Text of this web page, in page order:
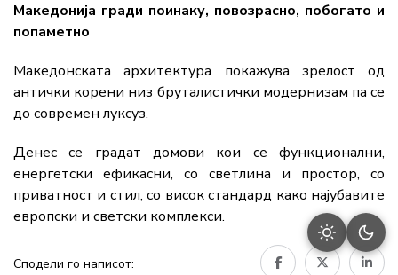
Македонија гради поинаку, повозрасно, побогато и
попаметно
Македонската архитектура покажува зрелост од
антички корени низ бруталистички модернизам па се
до современ луксуз.
Денес се градат домови кои се функционални,
енергетски ефикасни, со светлина и простор, со
приватност и стил, со висок стандард како најубавите
европски и светски комплекси.
Сподели го написот: